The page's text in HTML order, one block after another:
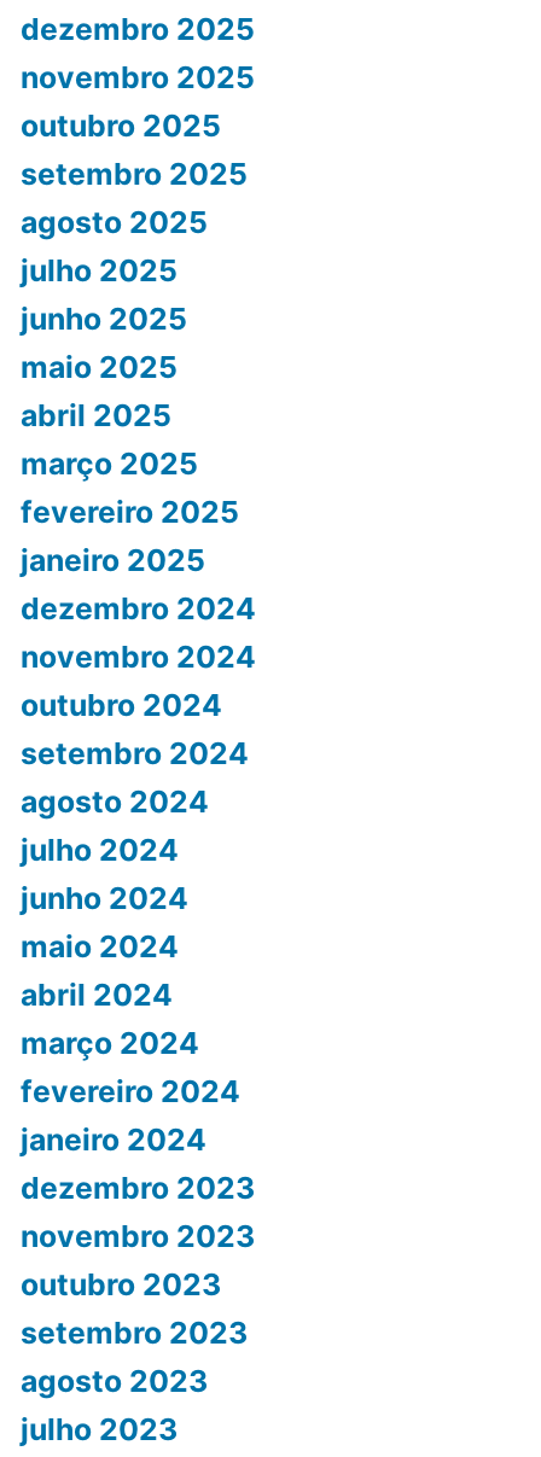
dezembro 2025
novembro 2025
outubro 2025
setembro 2025
agosto 2025
julho 2025
junho 2025
maio 2025
abril 2025
março 2025
fevereiro 2025
janeiro 2025
dezembro 2024
novembro 2024
outubro 2024
setembro 2024
agosto 2024
julho 2024
junho 2024
maio 2024
abril 2024
março 2024
fevereiro 2024
janeiro 2024
dezembro 2023
novembro 2023
outubro 2023
setembro 2023
agosto 2023
julho 2023